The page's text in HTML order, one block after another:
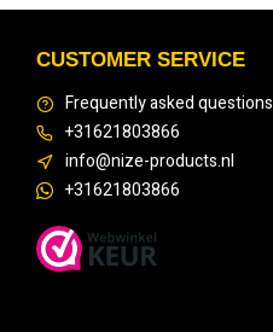
CUSTOMER SERVICE
Frequently asked questions
+31621803866
info@nize-products.nl
+31621803866